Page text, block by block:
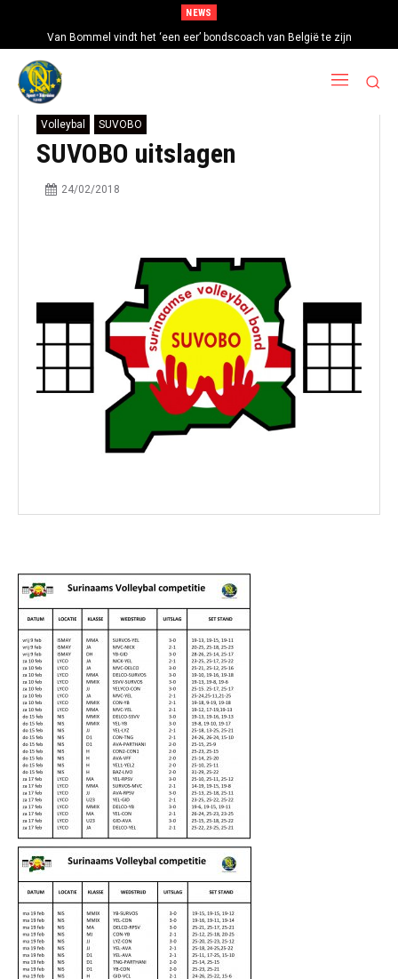
NEWS
Van Bommel vindt het ‘een eer’ bondscoach van België te zijn
Volleybal SUVOBO
SUVOBO uitslagen
24/02/2018